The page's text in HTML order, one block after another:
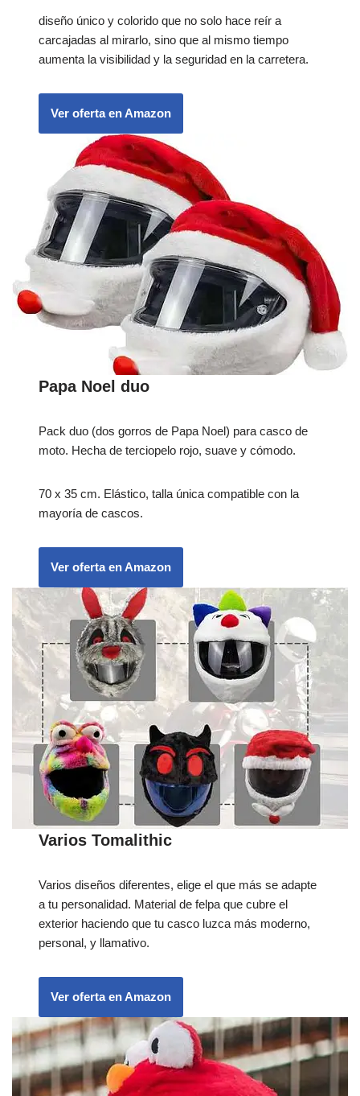
diseño único y colorido que no solo hace reír a
carcajadas al mirarlo, sino que al mismo tiempo
aumenta la visibilidad y la seguridad en la carretera.
Ver oferta en Amazon
Papa Noel duo
Pack duo (dos gorros de Papa Noel) para casco de
moto. Hecha de terciopelo rojo, suave y cómodo.
70 x 35 cm. Elástico, talla única compatible con la
mayoría de cascos.
Ver oferta en Amazon
Varios Tomalithic
Varios diseños diferentes, elige el que más se adapte
a tu personalidad. Material de felpa que cubre el
exterior haciendo que tu casco luzca más moderno,
personal, y llamativo.
Ver oferta en Amazon